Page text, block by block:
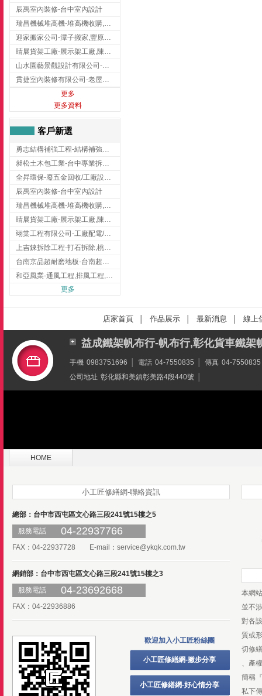
辰禹室內裝修-台中室內設計
瑞昌機械堆高機-堆高機收購,新北市堆高機,桃園堆高機
迎家搬家公司-潭子搬家,豐原搬家,大雅搬家,大甲搬家,台中推薦搬家,台中搬家
睛展貨架工廠-展示架工廠,陳列架,台中展示架工廠
山水園藝景觀設計有限公司-景觀工程,景觀設計,新竹園藝工程,新竹景觀設計
貫捷室內裝修有限公司-老屋翻新工程,台中老屋翻新工程,台中舊屋翻新
更多
更多資料
客戶新選
勇志結構補強工程-結構補強工程 ,桃園結構補強工程,龍潭結構補強工程
昶松土木包工業-台中專業拆除工程/挖土機出租
全昇環保-廢五金回收/工廠設備收購/機械設備回收/高價收購廠房設備
辰禹室內裝修-台中室內設計
瑞昌機械堆高機-堆高機收購,新北市堆高機,桃園堆高機
睛展貨架工廠-展示架工廠,陳列架,台中展示架工廠
翊棠工程有限公司-工廠配電/高雄消防機電公司
上吉錸拆除工程-打石拆除,桃園打石拆除,桃園拆除工程
台南京品超耐磨地板-台南超耐磨地板
和亞風業-通風工程,排風工程,彰化通風工程,彰化排風工程
更多
店家首頁 作品展示 最新消息 線上
益成鐵架帆布行-帆布行,彰化貨車鐵
手機 0983751696 電話 04-7550835 傳真 04-7550835
公司地址 彰化縣和美鎮彰美路4段440號
HOME
小工匠修繕網-聯絡資訊
總部：台中市西屯區文心路三段241號15樓之5
服務電話
04-22937766
FAX：04-22937728 E-mail： service@ykqk.com.tw
網銷部：台中市西屯區文心路三段241號15樓之3
服務電話
04-23692668
FAX：04-22936886
歡迎加入小工匠粉絲團
小工匠修繕網-撇步分享
小工匠修繕網-好心情分享
本網
並不
對各
質或
切修
、產
簡稱
私下